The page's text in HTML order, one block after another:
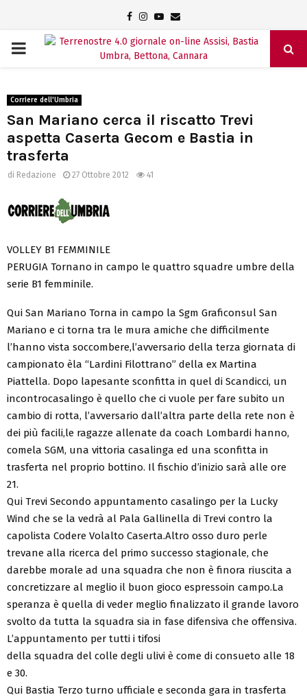
Facebook
Instagram
Youtube
Email
PRIMARY
Corriere dell'Umbria
San Mariano cerca il riscatto Trevi
aspetta Caserta Gecom e Bastia in
trasferta
di Redazione 27 Ottobre 2012 41
VOLLEY B1 FEMMINILE
PERUGIA Tornano in campo le quattro squadre umbre della
serie B1 femminile.
Qui San Mariano Torna in campo la Sgm Graficonsul San
Mariano e ci torna tra le mura amiche che difficilmente
l’hanno vista soccombere,l’avversario della terza giornata di
campionato èla “Lardini Filottrano” della ex Martina
Piattella. Dopo lapesante sconfitta in quel di Scandicci, un
incontrocasalingo è quello che ci vuole per fare subito un
cambio di rotta, l’avversario dall’altra parte della rete non è
dei più facili,le ragazze allenate da coach Lombardi hanno,
comela SGM, una vittoria casalinga ed una sconfitta in
trasferta nel proprio bottino. Il fischio d’inizio sarà alle ore
21.
Qui Trevi Secondo appuntamento casalingo per la Lucky
Wind che se la vedrà al Pala Gallinella di Trevi contro la
capolista Codere Volalto Caserta.Altro osso duro perle
trevane alla ricerca del primo successo stagionale, che
darebbe morale ad una squadra che non è finora riuscita a
concretizzare al meglio il buon gioco espressoin campo.La
speranza è quella di veder meglio finalizzato il grande lavoro
svolto da tutta la squadra sia in fase difensiva che offensiva.
L’appuntamento per tutti i tifosi
della squadra del colle degli ulivi è come di consueto alle 18
e 30.
Qui Bastia Terzo turno ufficiale e seconda gara in trasferta